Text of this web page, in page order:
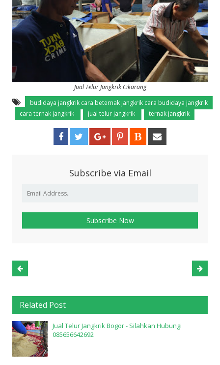
Jual Telur Jangkrik Cikarang
budidaya jangkrik cara beternak jangkrik cara budidaya jangkrik
cara ternak jangkrik
jual telur jangkrik ternak jangkrik
Subscribe via Email
Related Post
Jual Telur Jangkrik Bogor - Silahkan Hubungi
085656642692